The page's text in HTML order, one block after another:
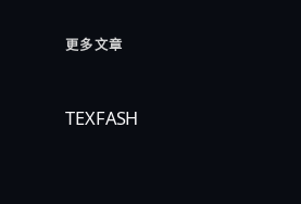
更多文章
TEXFASH